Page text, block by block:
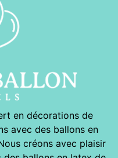
en décorations de
avec des ballons en
créons avec plaisir